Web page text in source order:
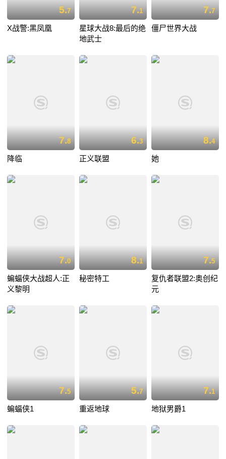
5.7
X战警:黑凤凰
7.1
星球大战8:最后的绝
地武士
7.7
僵尸世界大战
7.8
降临
6.3
正义联盟
8.4
她
7.0
蝙蝠侠大战超人:正
义黎明
8.1
秘密特工
7.5
复仇者联盟2:奥创纪
元
7.5
蝙蝠侠1
5.7
重返地球
7.1
地狱男爵1